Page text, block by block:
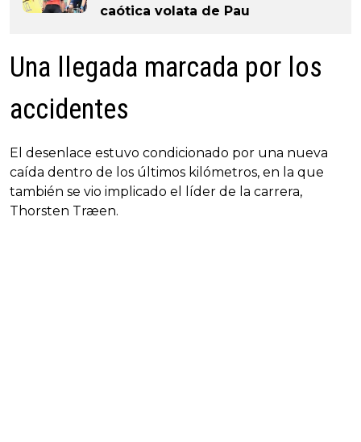
caótica volata de Pau
Una llegada marcada por los
accidentes
El desenlace estuvo condicionado por una nueva
caída dentro de los últimos kilómetros, en la que
también se vio implicado el líder de la carrera,
Thorsten Træen.